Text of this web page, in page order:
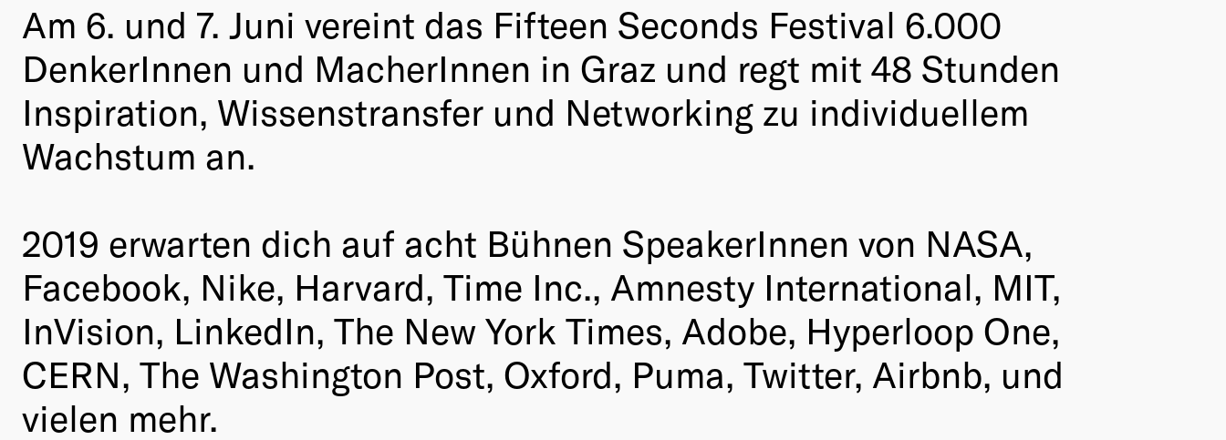
Am 6. und 7. Juni vereint das Fifteen Seconds Festival 6.000
DenkerInnen und MacherInnen in Graz und regt mit 48 Stunden
Inspiration, Wissenstransfer und Networking zu individuellem
Wachstum an.
2019 erwarten dich auf acht Bühnen SpeakerInnen von NASA,
Facebook, Nike, Harvard, Time Inc., Amnesty International, MIT,
InVision, LinkedIn, The New York Times, Adobe, Hyperloop One,
CERN, The Washington Post, Oxford, Puma, Twitter, Airbnb, und
vielen mehr.